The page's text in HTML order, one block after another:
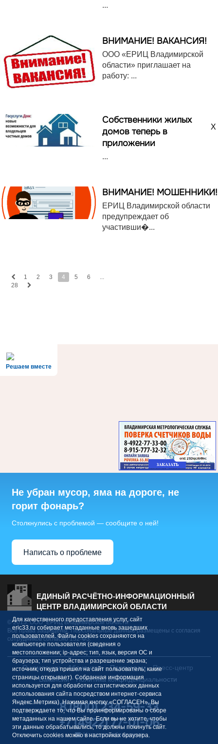
X
...
ВНИМАНИЕ! ВАКАНСИЯ!
ООО «ЕРИЦ Владимирской
области» приглашает на
работу: ...
Собственники жилых
домов теперь в
приложении
...
ВНИМАНИЕ! МОШЕННИКИ!
ЕРИЦ Владимирской области
предупреждает об
участивши�...
1 2 3 4 5 6
28
Решаем вместе
Не убран мусор, яма на дороге, не
горит фонарь?
Столкнулись с проблемой — сообщите о ней!
Написать о проблеме
ЕДИНЫЙ РАСЧЁТНО-ИНФОРМАЦИОННЫЙ
ЦЕНТР ВЛАДИМИРСКОЙ ОБЛАСТИ
© 2015. ООО "ЕРИЦ Владимирской области"
Все права защищены. Персональные данные размещены с согласия
сотрудников согласно 152-ФЗ.
О компании Абонентам Партнерам
Пресс-центр
Вакансии
Политика конфиденциальности
8 (800) 234-59-33
+7 (4922) 77-01-06
Написать обращение
Для качественного предоставления услуг, сайт
eric33.ru собирает метаданные вновь зашедших
пользователей. Файлы cookies сохраняются на
компьютере пользователя (сведения о
местоположении; ip-адрес; тип, язык, версия ОС и
браузера; тип устройства и разрешение экрана;
источник, откуда пришел на сайт пользователь; какие
страницы открывает). Собранная информация
используется для обработки статистических данных
использования сайта посредством интернет-сервиса
Яндекс.Метрика). Нажимая кнопку «СОГЛАСЕН», Вы
подтверждаете то, что Вы проинформированы о сборе
метаданных на нашем сайте. Если вы не хотите, чтобы
эти данные обрабатывались, то должны покинуть сайт.
Отключить cookies можно в настройках браузера.